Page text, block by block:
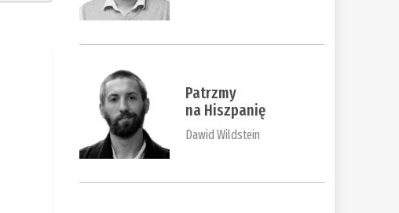
Patrzmy
na Hiszpanię
Dawid Wildstein